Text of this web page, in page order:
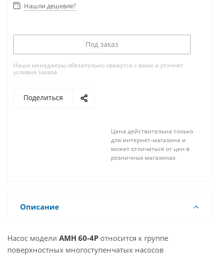
Нашли дешевле?
Под заказ
Наши менеджеры обязательно свяжутся с вами и уточнят
условия заказа
Поделиться
Цена действительна только
для интернет-магазина и
может отличаться от цен в
розничных магазинах
Описание
Насос модели AMH 60-4P относится к группе
поверхностных многоступенчатых насосов